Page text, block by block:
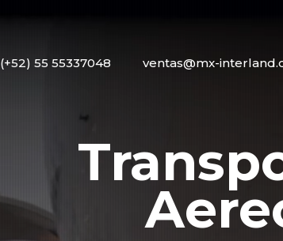
(+52) 55 55337048 ventas@mx-